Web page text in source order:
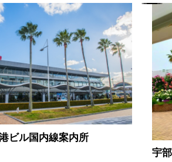
ビル国内線案内所
宇